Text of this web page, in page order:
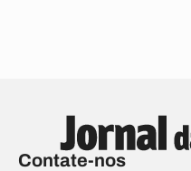
Contate-nos